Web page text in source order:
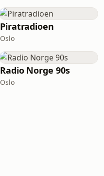
Piratradioen
Oslo
Radio Norge 90s
Oslo